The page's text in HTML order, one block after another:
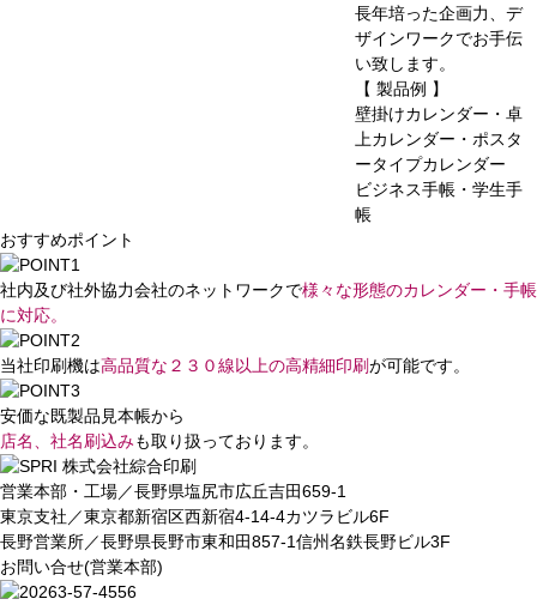
長年培った企画力、デ
ザインワークでお手伝
い致します。
【 製品例 】
壁掛けカレンダー・卓
上カレンダー・ポスタ
ータイプカレンダー
ビジネス手帳・学生手
帳
おすすめポイント
社内及び社外協力会社のネットワークで様々な形態のカレンダー・手帳
に対応。
当社印刷機は高品質な２３０線以上の高精細印刷が可能です。
安価な既製品見本帳から
店名、社名刷込みも取り扱っております。
営業本部・工場／長野県塩尻市広丘吉田659-1
東京支社／東京都新宿区西新宿4-14-4カツラビル6F
長野営業所／長野県長野市東和田857-1信州名鉄長野ビル3F
お問い合せ(営業本部)